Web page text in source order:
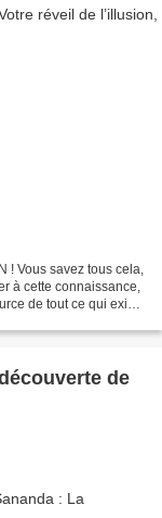
! Vous savez tous cela,
à cette connaissance,
de tout ce qui existe
de